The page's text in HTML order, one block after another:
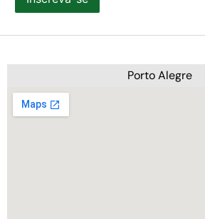
Porto Alegre